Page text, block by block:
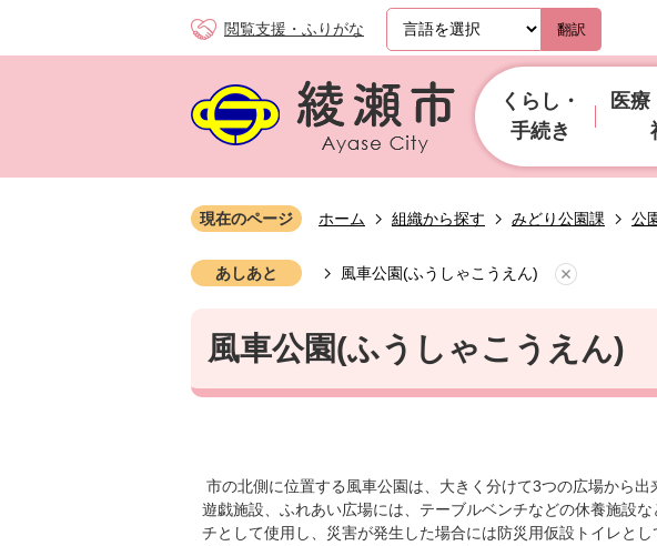
閲覧支援・ふりがな 翻訳
くらし・
手続き
医療
現在のページ ホーム 組織から探す みどり公園課 公
あしあと 風車公園(ふうしゃこうえん)
風車公園(ふうしゃこうえん)
市の北側に位置する風車公園は、大きく分けて3つの広場から
遊戯施設、ふれあい広場には、テーブルベンチなどの休養施設
チとして使用し、災害が発生した場合には防災用仮設トイレと